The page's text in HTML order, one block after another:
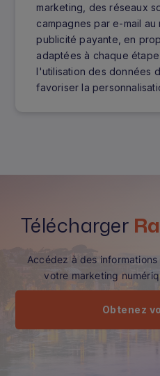
marketing, des réseaux
campagnes par e-mail
publicité payante, en
adaptées à chaque
l'utilisation des données
favoriser la
Télécharger
Accédez à des
votre marketing
Obtenez